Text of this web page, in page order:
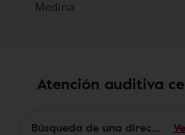
Medina.
Atención auditiva